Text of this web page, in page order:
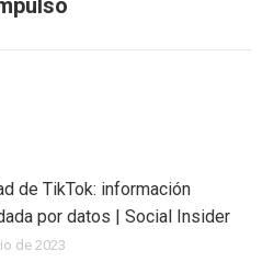
de TikTok: información
por datos | Social Insider
de 2023